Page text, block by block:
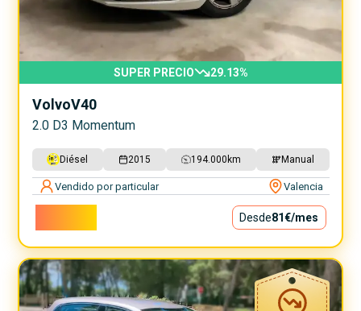
SUPER PRECIO 29.13%
VolvoV40
2.0 D3 Momentum
Diésel 2015 194.000 km Manual
Vendido por particular Valencia
Desde81€/mes